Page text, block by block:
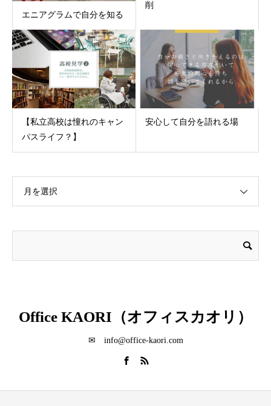
エニアグラムで自分を知る
削
【私立高校は憧れのキャン
パスライフ？】
安心して自分を語れる場
月を選択
Office KAORI（オフィスカオリ）
✉ info@office-kaori.com